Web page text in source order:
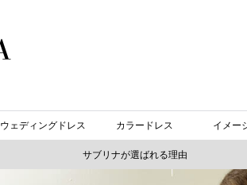
ウェディングドレス カラードレス イメー
サブリナが選ばれる理由